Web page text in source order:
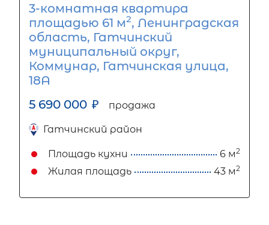
3-комнатная квартира
площадью 61 м2, Ленинградская
область, Гатчинский
муниципальный округ,
Коммунар, Гатчинская улица,
18А
5 690 000 ₽ продажа
Гатчинский район
Площадь кухни 6 м2
Жилая площадь 43 м2